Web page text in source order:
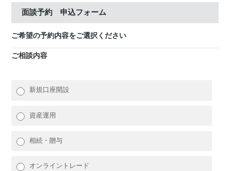
面談予約 申込フォーム
ご希望の予約内容をご選択ください
ご相談内容
新規口座開設
資産運用
相続・贈与
オンライントレード